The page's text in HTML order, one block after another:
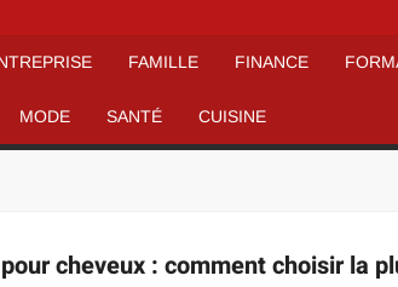
FAMILLE FINANCE
MODE SANTÉ CUISINE
cheveux : comment choisir la